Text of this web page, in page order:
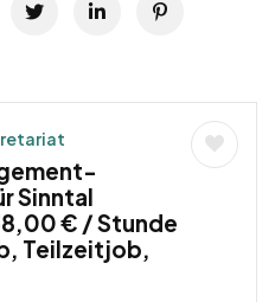
Sinntal
€ / Stunde
Teilzeitjob,